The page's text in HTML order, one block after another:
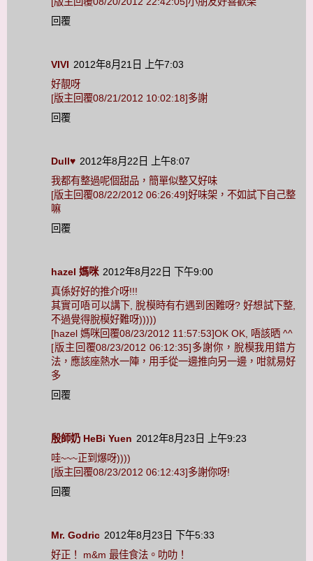
回覆
VIVI 2012年8月21日 上午7:03
好靚呀
[版主回覆08/21/2012 10:02:18]多謝
回覆
Dull♥ 2012年8月22日 上午8:07
我都有整過呢個甜品，簡單似整又好味
[版主回覆08/22/2012 06:26:49]好味架，不如試下自己整
嘛
回覆
hazel 媽咪 2012年8月22日 下午9:00
真係好好的推介呀!!!
其實可唔可以講下, 脫模時有冇遇到困難呀? 好想試下整,
不過覺得脫模好難呀)))))
[hazel 媽咪回覆08/23/2012 11:57:53]OK OK, 唔該晒 ^^
[版主回覆08/23/2012 06:12:35]多謝你，脫模我用錯方
法，應該座熱水一陣，用手從一邊推向另一邊，咁就易好
多
回覆
殷師奶 HeBi Yuen 2012年8月23日 上午9:23
哇~~~正到爆呀))))
[版主回覆08/23/2012 06:12:43]多謝你呀!
回覆
Mr. Godric 2012年8月23日 下午5:33
好正！ m&m 最佳食法。叻叻！